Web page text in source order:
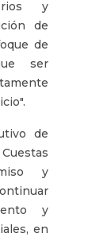
y
de
de
ser
de
y
y
en